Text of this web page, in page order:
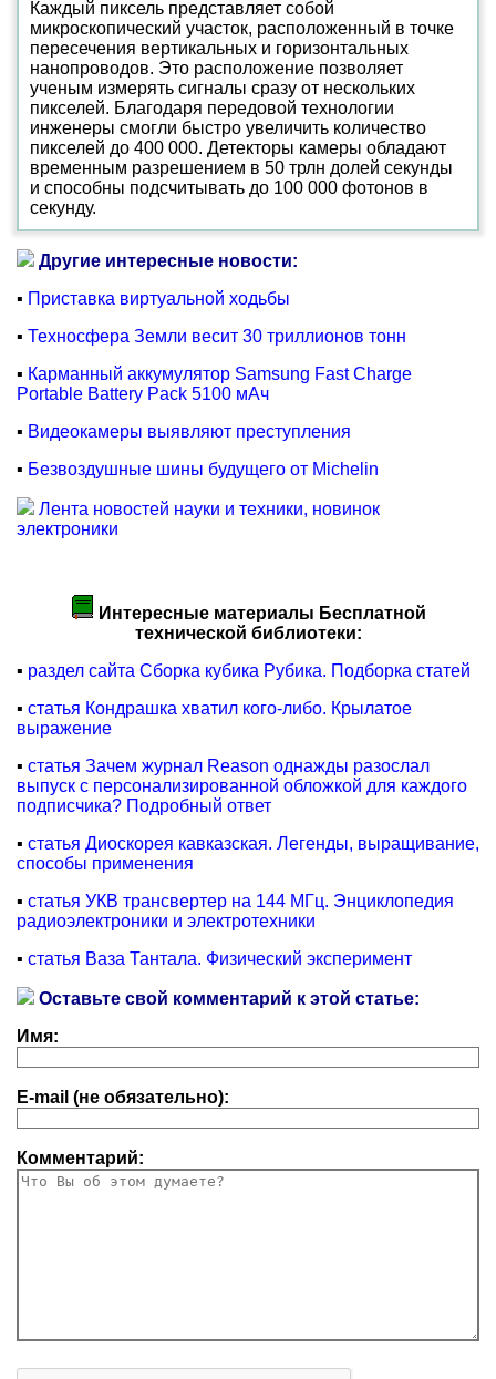
Каждый пиксель представляет собой
микроскопический участок, расположенный в точке
пересечения вертикальных и горизонтальных
нанопроводов. Это расположение позволяет
ученым измерять сигналы сразу от нескольких
пикселей. Благодаря передовой технологии
инженеры смогли быстро увеличить количество
пикселей до 400 000. Детекторы камеры обладают
временным разрешением в 50 трлн долей секунды
и способны подсчитывать до 100 000 фотонов в
секунду.
Другие интересные новости:
▪ Приставка виртуальной ходьбы
▪ Техносфера Земли весит 30 триллионов тонн
▪ Карманный аккумулятор Samsung Fast Charge
Portable Battery Pack 5100 мАч
▪ Видеокамеры выявляют преступления
▪ Безвоздушные шины будущего от Michelin
Лента новостей науки и техники, новинок
электроники
Интересные материалы Бесплатной
технической библиотеки:
▪ раздел сайта Сборка кубика Рубика. Подборка статей
▪ статья Кондрашка хватил кого-либо. Крылатое
выражение
▪ статья Зачем журнал Reason однажды разослал
выпуск с персонализированной обложкой для каждого
подписчика? Подробный ответ
▪ статья Диоскорея кавказская. Легенды, выращивание,
способы применения
▪ статья УКВ трансвертер на 144 МГц. Энциклопедия
радиоэлектроники и электротехники
▪ статья Ваза Тантала. Физический эксперимент
Оставьте свой комментарий к этой статье:
Имя:
E-mail (не обязательно):
Комментарий: